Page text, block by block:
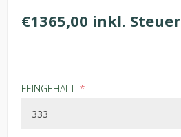
€1365,00 inkl. Steuer
FEINGEHALT: *